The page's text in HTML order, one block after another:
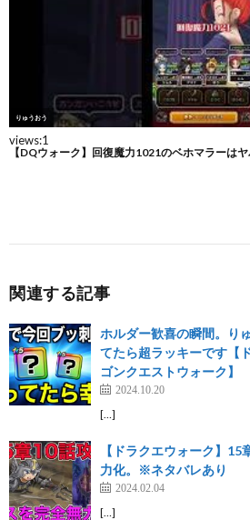
関連する記事
ホルダー歓喜の瞬間。り
てたら超ラッキーです【
ゴンクエストウォーク】
2024.10.20
[…]
【ドラクエウォーク】
力化。※ネタバレあり
2024.02.04
[…]